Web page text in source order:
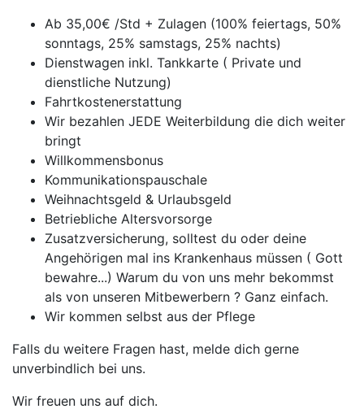
Ab 35,00€ /Std + Zulagen (100% feiertags, 50%
sonntags, 25% samstags, 25% nachts)
Dienstwagen inkl. Tankkarte ( Private und
dienstliche Nutzung)
Fahrtkostenerstattung
Wir bezahlen JEDE Weiterbildung die dich weiter
bringt
Willkommensbonus
Kommunikationspauschale
Weihnachtsgeld & Urlaubsgeld
Betriebliche Altersvorsorge
Zusatzversicherung, solltest du oder deine
Angehörigen mal ins Krankenhaus müssen ( Gott
bewahre...) Warum du von uns mehr bekommst
als von unseren Mitbewerbern ? Ganz einfach.
Wir kommen selbst aus der Pflege
Falls du weitere Fragen hast, melde dich gerne
unverbindlich bei uns.
Wir freuen uns auf dich.